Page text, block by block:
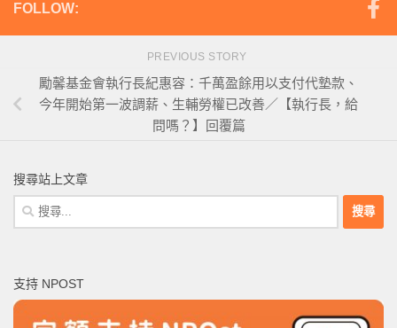
FOLLOW:
PREVIOUS STORY
勵馨基金會執行長紀惠容：千萬盈餘用以支付代墊款、
今年開始第一波調薪、生輔勞權已改善／【執行長，給
問嗎？】回覆篇
搜尋站上文章
搜
尋
字:
支持 NPOST